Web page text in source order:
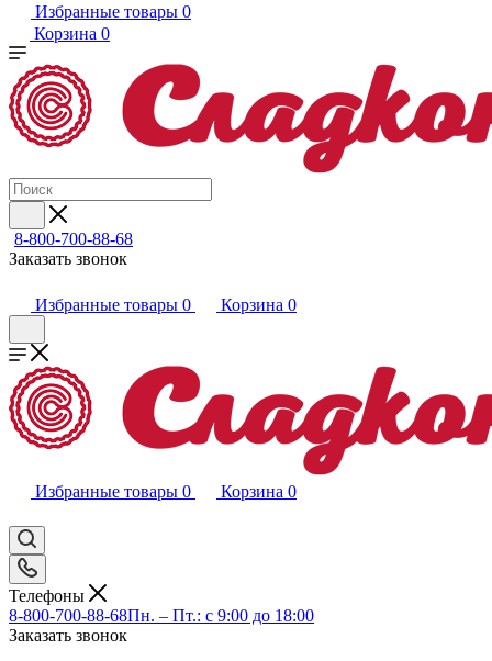
Избранные товары 0
Корзина 0
8-800-700-88-68
Заказать звонок
Избранные товары 0 Корзина 0
Избранные товары 0 Корзина 0
Телефоны
8-800-700-88-68Пн. – Пт.: с 9:00 до 18:00
Заказать звонок